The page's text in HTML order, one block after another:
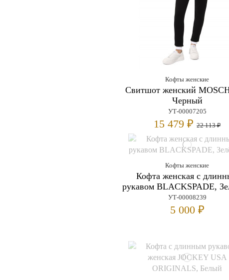
Кофты женские
Свитшот женский
Черный
УТ-00007205
15 479 ₽22 113 ₽
Кофты женские
Кофта женская с
рукавом BLACKSPADE,
УТ-00008239
5 000 ₽